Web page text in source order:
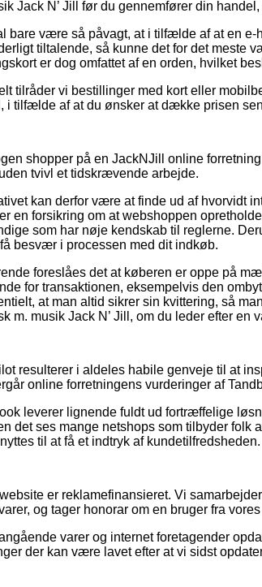
Jack N’ Jill før du gennemfører din
bare være så påvagt, at i tilfælde af at en
tiltalende, så kunne det for det meste
er dog omfattet af en orden, hvilket
tilråder vi bestillinger med kort eller
i tilfælde af at du ønsker at dække prisen
shopper på en JackNJill online
tvivl et tidskrævende arbejde.
kan derfor være at finde ud af hvorvidt
en forsikring om at webshoppen
som har nøje kendskab til reglerne.
besvær i processen med dit indkøb.
foreslåes det at køberen er oppe på
for transaktionen, eksempelvis den
at man altid sikrer sin kvittering, så
m. musik Jack N’ Jill, om du leder efter en
resulterer i aldeles habile genveje til at
online forretningens vurderinger af
leverer lignende fuldt ud fortræffelige
det ses mange netshops som tilbyder
til at få et indtryk af kundetilfredsheden.
er reklamefinansieret. Vi
og tager honorar om en bruger fra
varer og internet foretagender
der kan være lavet efter at vi sidst